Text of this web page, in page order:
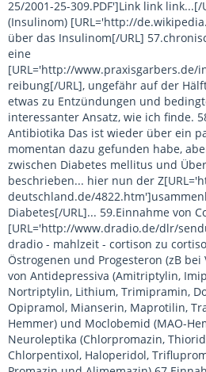
25/2001-25-309.PDF']Link link link...[/
(Insulinom) [URL='http://
über das Insulinom[/URL]
eine
[URL='http://www.praxisgarbers.de/
reibung[/URL], ungefähr auf der
etwas zu Entzündungen und
interessanter Ansatz, wie ich finde.
Antibiotika Das ist wieder über ein
momentan dazu gefunden habe,
zwischen Diabetes mellitus und
beschrieben... hier nun der
deutschland.de/
Diabetes[/URL]... 59.Einnahme von
[URL='http://www.dradio.de/dlr/
dradio - mahlzeit - cortison zu
Östrogenen und Progesteron (zB
von Antidepressiva (Amitriptylin,
Nortriptylin, Lithium, Trimipramin,
Opipramol, Mianserin, Maprotilin,
Hemmer) und Moclobemid (MAO-
Neuroleptika (Chlorpromazin,
Chlorpentixol, Haloperidol,